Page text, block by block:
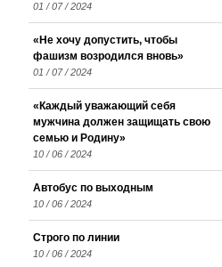
01 / 07 / 2024
«Не хочу допустить, чтобы
фашизм возродился вновь»
01 / 07 / 2024
«Каждый уважающий себя
мужчина должен защищать свою
семью и Родину»
10 / 06 / 2024
Автобус по выходным
10 / 06 / 2024
Строго по линии
10 / 06 / 2024